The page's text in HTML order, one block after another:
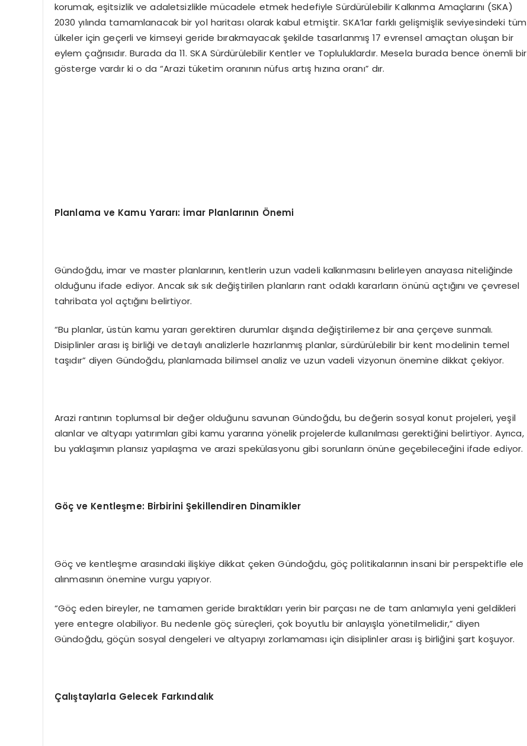
korumak, eşitsizlik ve adaletsizlikle mücadele etmek hedefiyle Sürdürülebilir Kalkınma Amaçlarını (SKA)
2030 yılında tamamlanacak bir yol haritası olarak kabul etmiştir. SKA’lar farklı gelişmişlik seviyesindeki tüm
ülkeler için geçerli ve kimseyi geride bırakmayacak şekilde tasarlanmış 17 evrensel amaçtan oluşan bir
eylem çağrısıdır. Burada da 11. SKA Sürdürülebilir Kentler ve Topluluklardır. Mesela burada bence önemli bir
gösterge vardır ki o da “Arazi tüketim oranının nüfus artış hızına oranı” dır.
Planlama ve Kamu Yararı: İmar Planlarının Önemi
Gündoğdu, imar ve master planlarının, kentlerin uzun vadeli kalkınmasını belirleyen anayasa niteliğinde
olduğunu ifade ediyor. Ancak sık sık değiştirilen planların rant odaklı kararların önünü açtığını ve çevresel
tahribata yol açtığını belirtiyor.
“Bu planlar, üstün kamu yararı gerektiren durumlar dışında değiştirilemez bir ana çerçeve sunmalı.
Disiplinler arası iş birliği ve detaylı analizlerle hazırlanmış planlar, sürdürülebilir bir kent modelinin temel
taşıdır” diyen Gündoğdu, planlamada bilimsel analiz ve uzun vadeli vizyonun önemine dikkat çekiyor.
Arazi rantının toplumsal bir değer olduğunu savunan Gündoğdu, bu değerin sosyal konut projeleri, yeşil
alanlar ve altyapı yatırımları gibi kamu yararına yönelik projelerde kullanılması gerektiğini belirtiyor. Ayrıca,
bu yaklaşımın plansız yapılaşma ve arazi spekülasyonu gibi sorunların önüne geçebileceğini ifade ediyor.
Göç ve Kentleşme: Birbirini Şekillendiren Dinamikler
Göç ve kentleşme arasındaki ilişkiye dikkat çeken Gündoğdu, göç politikalarının insani bir perspektifle ele
alınmasının önemine vurgu yapıyor.
“Göç eden bireyler, ne tamamen geride bıraktıkları yerin bir parçası ne de tam anlamıyla yeni geldikleri
yere entegre olabiliyor. Bu nedenle göç süreçleri, çok boyutlu bir anlayışla yönetilmelidir,” diyen
Gündoğdu, göçün sosyal dengeleri ve altyapıyı zorlamaması için disiplinler arası iş birliğini şart koşuyor.
Çalıştaylarla Gelecek Farkındalık